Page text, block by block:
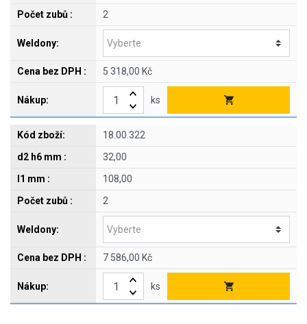
2
5 318,00 Kč
ks
18.00.322
32,00
108,00
2
7 586,00 Kč
ks